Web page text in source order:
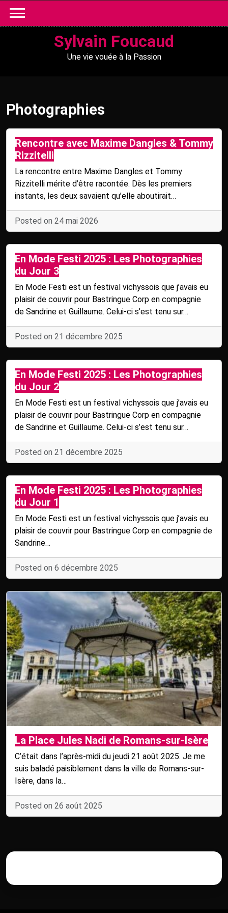
content
Sylvain Foucaud
Une vie vouée à la Passion
Photographies
Rencontre avec Maxime Dangles & Tommy
Rizzitelli
La rencontre entre Maxime Dangles et Tommy
Rizzitelli mérite d’être racontée. Dès les premiers
instants, les deux savaient qu’elle aboutirait…
Posted on 24 mai 2026
En Mode Festi 2025 : Les Photographies
du Jour 3
En Mode Festi est un festival vichyssois que j’avais eu
plaisir de couvrir pour Bastringue Corp en compagnie
de Sandrine et Guillaume. Celui-ci s’est tenu sur…
Posted on 21 décembre 2025
En Mode Festi 2025 : Les Photographies
du Jour 2
En Mode Festi est un festival vichyssois que j’avais eu
plaisir de couvrir pour Bastringue Corp en compagnie
de Sandrine et Guillaume. Celui-ci s’est tenu sur…
Posted on 21 décembre 2025
En Mode Festi 2025 : Les Photographies
du Jour 1
En Mode Festi est un festival vichyssois que j’avais eu
plaisir de couvrir pour Bastringue Corp en compagnie de
Sandrine…
Posted on 6 décembre 2025
La Place Jules Nadi de Romans-sur-Isère
C’était dans l’après-midi du jeudi 21 août 2025. Je me
suis baladé paisiblement dans la ville de Romans-sur-
Isère, dans la…
Posted on 26 août 2025